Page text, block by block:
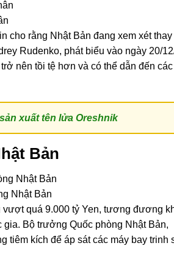
cho rằng Nhật Bản đang xem xét
Rudenko, phát biểu vào ngày 20/
nên tồi tệ hơn và có thể dẫn đến
xuất tên lửa Oreshnik
Bản
Nhật Bản
vượt quá 9.000 tỷ Yen, tương đương
Bộ trưởng Quốc phòng Nhật Bản,
tiêm kích để áp sát các máy bay trinh